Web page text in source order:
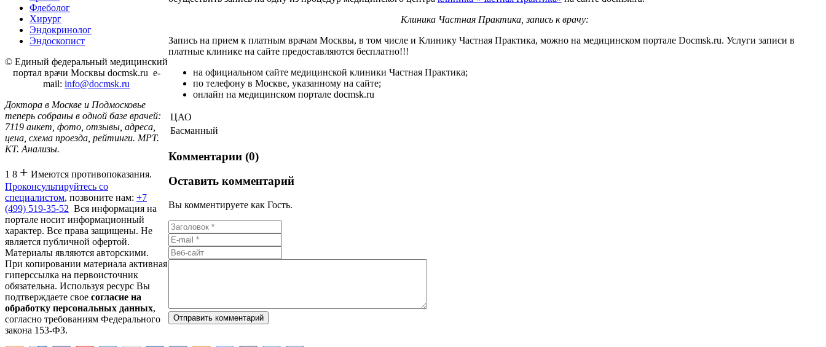
Клиника Частная Практика, запись к врачу:
Запись на прием к платным врачам Москвы, в том числе и Клинику Частная Практика, можно на медицинском портале Docmsk.ru. Услуги записи в
платные клинике на сайте предоставляются бесплатно!!!
на официальном сайте медицинской клиники Частная Практика;
по телефону в Москве, указанному на сайте;
онлайн на медицинском портале docmsk.ru
ЦАО
Басманный
Комментарии (0)
Оставить комментарий
Вы комментируете как Гость.
Флеболог
Хирург
Эндокринолог
Эндоскопист
©Единый федеральный медицинский
портал врачи Москвы docmsk.ru e-
mail:info@docmsk.ru
Доктора в Москве и Подмосковье
теперь собраны в одной базе врачей:
7119 анкет, фото, отзывы, адреса,
цена, схема проезда, рейтинги. МРТ.
КТ. Анализы.
1 8 + Имеются противопоказания.
Проконсультируйтесь со
специалистом, позвоните нам: +7
(499) 519-35-52 Вся информация на
портале носит информационный
характер. Все права защищены. Не
является публичной офертой.
Материалы являются авторскими.
При копировании материала активная
гиперссылка на первоисточник
обязательна. Используя ресурс Вы
подтверждаете свое согласие на
обработку персональных данных,
согласно требованиям Федерального
закона 153-ФЗ.